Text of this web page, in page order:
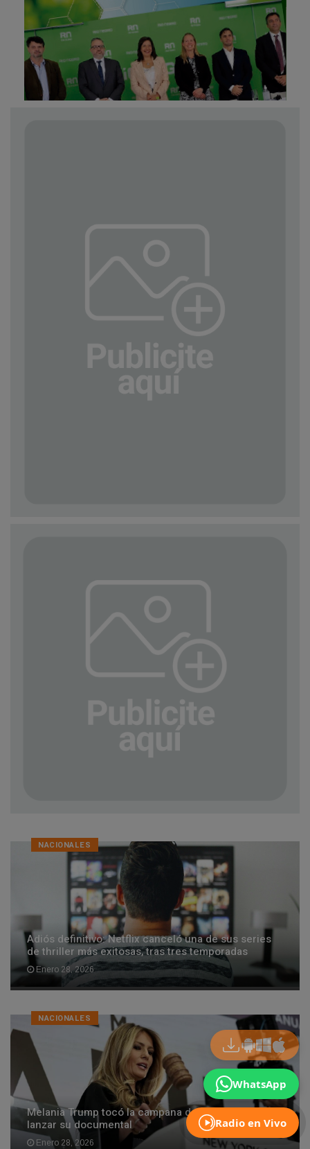
Radio en Vivo
WhatsApp
NACIONALES
Adiós definitivo: Netflix canceló una de sus series
de thriller más exitosas, tras tres temporadas
Enero 28, 2026
NACIONALES
Melania Trump tocó la campana de Wall Street para
lanzar su documental
Enero 28, 2026